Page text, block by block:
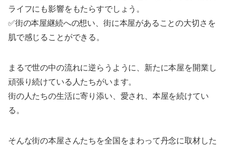
ライフにも影響をもたらすでしょう。
✅街の本屋継続への想い、街に本屋があることの大切さを
肌で感じることができる。
まるで世の中の流れに逆らうように、新たに本屋を開業し
頑張り続けている人たちがいます。
街の人たちの生活に寄り添い、愛され、本屋を続けてい
る。
そんな街の本屋さんたちを全国をまわって丹念に取材した